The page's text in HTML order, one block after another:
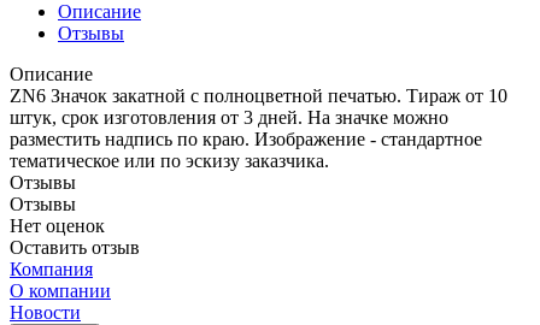
Описание
Отзывы
Описание
ZN6 Значок закатной с полноцветной печатью. Тираж от 10
штук, срок изготовления от 3 дней. На значке можно
разместить надпись по краю. Изображение - стандартное
тематическое или по эскизу заказчика.
Отзывы
Отзывы
Нет оценок
Оставить отзыв
Компания
О компании
Новости